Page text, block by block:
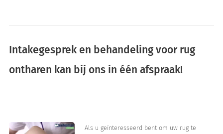
Intakegesprek en behandeling voor rug
ontharen kan bij ons in één afspraak!
Als u geïnteresseerd bent om uw rug te